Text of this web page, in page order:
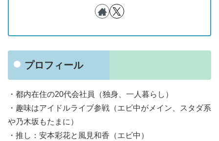
プロフィール
・都内在住の20代会社員（独身、一人暮らし）
・趣味はアイドルライブ参戦（エビ中がメイン、スタダ系
や乃木坂もたまに）
・推し：安本彩花と風見和香（エビ中）